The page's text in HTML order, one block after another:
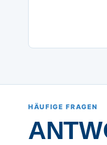
HÄUFIGE FRAGEN